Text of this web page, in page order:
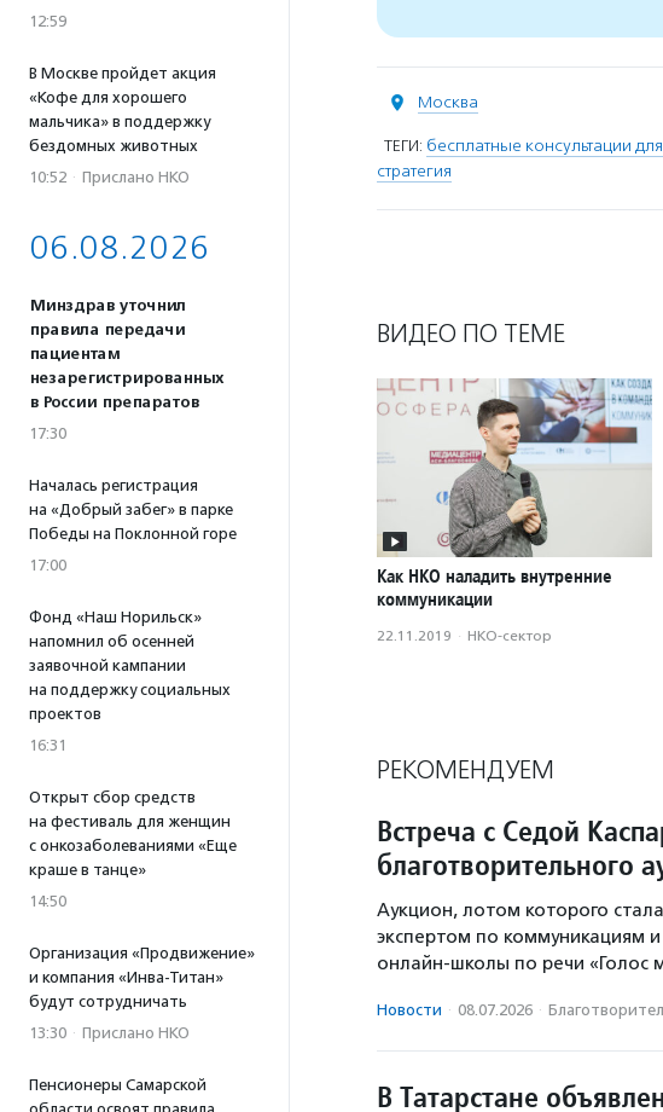
12:59
В Москве пройдет акция
«Кофе для хорошего
мальчика» в поддержку
бездомных животных
10:52 · Прислано НКО
06.08.2026
Минздрав уточнил
правила передачи
пациентам
незарегистрированных
в России препаратов
17:30
Началась регистрация
на «Добрый забег» в парке
Победы на Поклонной горе
17:00
Фонд «Наш Норильск»
напомнил об осенней
заявочной кампании
на поддержку социальных
проектов
16:31
Открыт сбор средств
на фестиваль для женщин
с онкозаболеваниями «Еще
краше в танце»
14:50
Организация «Продвижение»
и компания «Инва-Титан»
будут сотрудничать
13:30 · Прислано НКО
Пенсионеры Самарской
Москва
ТЕГИ: бесплатные консультации
стратегия
ВИДЕО ПО ТЕМЕ
Как НКО наладить внутренние
коммуникации
22.11.2019 · НКО-сектор
РЕКОМЕНДУЕМ
Встреча с Седой
благотворительного
Аукцион, лотом которого
экспертом по коммуникациям
онлайн-школы по речи «Голос
Новости · 08.07.2026 ·
В Татарстане